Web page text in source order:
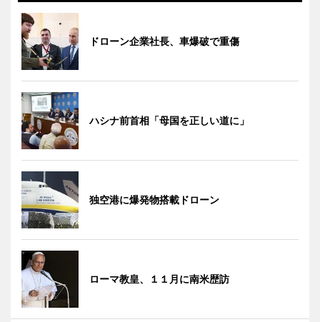
ドローン企業社長、車爆破で重傷
ハシナ前首相「母国を正しい道に」
独空港に爆発物搭載ドローン
ローマ教皇、１１月に南米歴訪